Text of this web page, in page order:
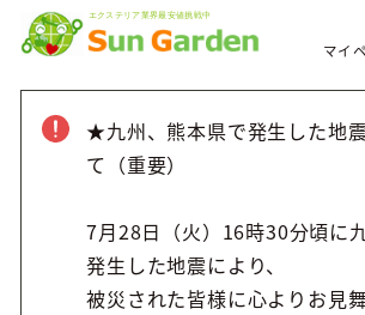
マイ
★九州、熊本県で発生した地
て（重要）
7月28日（火）16時30分頃に
発生した地震により、
被災された皆様に心よりお見